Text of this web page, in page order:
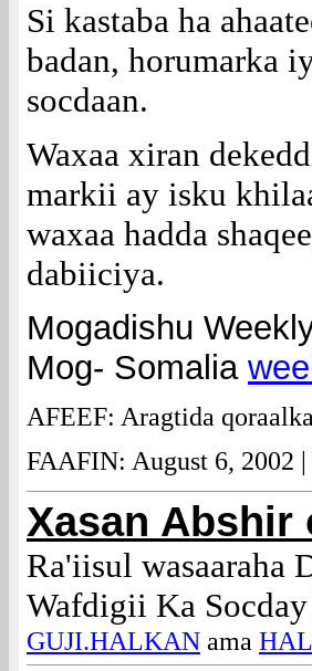
Si kastaba ha
badan, horumarka
socdaan.
Waxaa xiran
markii ay isku
waxaa hadda
dabiiciya.
Mogadishu
Mog- Somalia
AFEEF: Aragtida
FAAFIN: August 6, 2002
Xasan Abshir
Ra'iisul wasaaraha
Wafdigii Ka
GUJI.HALKAN ama